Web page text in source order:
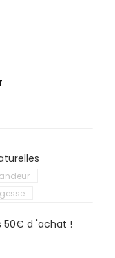
50€ d 'achat !